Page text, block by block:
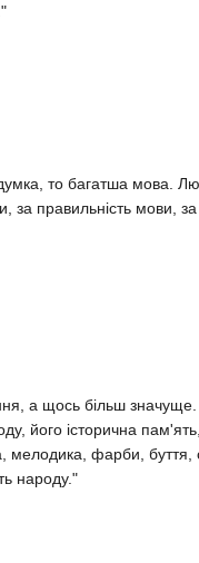
то багатша мова.
за правильнiсть мови,
а щось бiльш
його iсторична
мелодика, фарби, буття,
народу."